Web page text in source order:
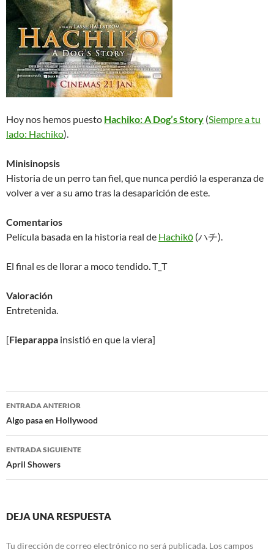
Hoy nos hemos puesto Hachiko: A Dog’s Story (Siempre a tu
lado: Hachiko).
Minisinopsis
Historia de un perro tan fiel, que nunca perdió la esperanza de
volver a ver a su amo tras la desaparición de este.
Comentarios
Película basada en la historia real de Hachikō (ハチ).
El final es de llorar a moco tendido. T_T
Valoración
Entretenida.
[Fieparappa insistió en que la viera]
Navegación
de
entradas
ENTRADA ANTERIOR
Algo pasa en Hollywood
ENTRADA SIGUIENTE
April Showers
DEJA UNA RESPUESTA
Tu dirección de correo electrónico no será publicada. Los campos